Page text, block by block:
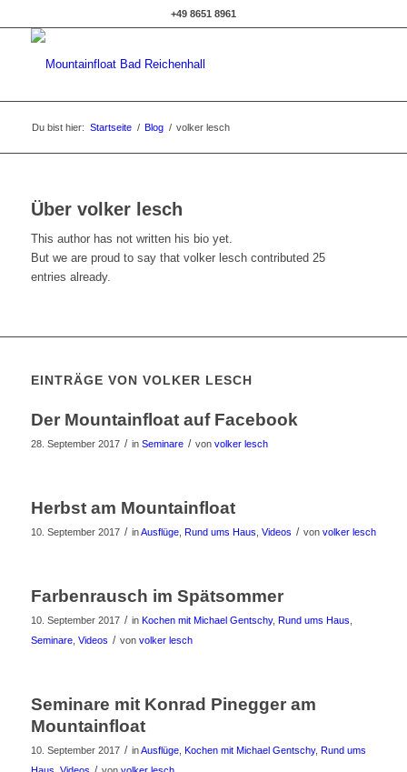
+49 8651 8961
Du bist hier: Startseite / Blog / volker lesch
Über volker lesch
This author has not written his bio yet.
But we are proud to say that volker leschcontributed 25
entries already.
EINTRÄGE VON VOLKER LESCH
Der Mountainfloat auf Facebook
28. September 2017 / in Seminare / von volker lesch
Herbst am Mountainfloat
10. September 2017 / inAusflüge, Rund ums Haus Videos / von volker lesch
Farbenrausch im Spätsommer
10. September 2017 / in Kochen mit Michael Gentschy, Rund ums Haus
Seminare, Videos / von volker lesch
Seminare mit Konrad Pinegger am
Mountainfloat
10. September 2017 / inAusflüge, Kochen mit Michael Gentschy, Rund ums